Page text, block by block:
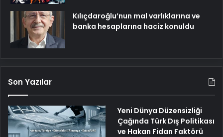
Kılıçdaroğlu’nun mal varlıklarına ve
banka hesaplarına haciz konuldu
Son Yazılar
Yeni Dünya Düzensizliği
Çağında Türk Dış Politikası
ve Hakan Fidan Faktörü